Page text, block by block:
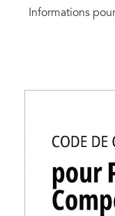
Informations